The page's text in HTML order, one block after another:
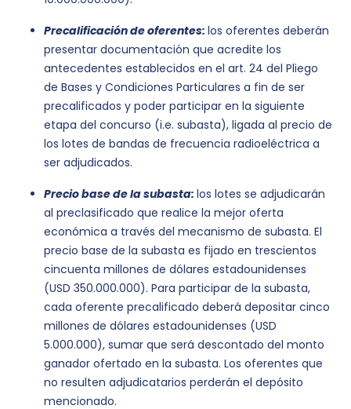
Precalificación de oferentes: los oferentes deberán
presentar documentación que acredite los
antecedentes establecidos en el art. 24 del Pliego
de Bases y Condiciones Particulares a fin de ser
precalificados y poder participar en la siguiente
etapa del concurso (i.e. subasta), ligada al precio de
los lotes de bandas de frecuencia radioeléctrica a
ser adjudicados.
Precio base de la subasta: los lotes se adjudicarán
al preclasificado que realice la mejor oferta
económica a través del mecanismo de subasta. El
precio base de la subasta es fijado en trescientos
cincuenta millones de dólares estadounidenses
(USD 350.000.000). Para participar de la subasta,
cada oferente precalificado deberá depositar cinco
millones de dólares estadounidenses (USD
5.000.000), sumar que será descontado del monto
ganador ofertado en la subasta. Los oferentes que
no resulten adjudicatarios perderán el depósito
mencionado.